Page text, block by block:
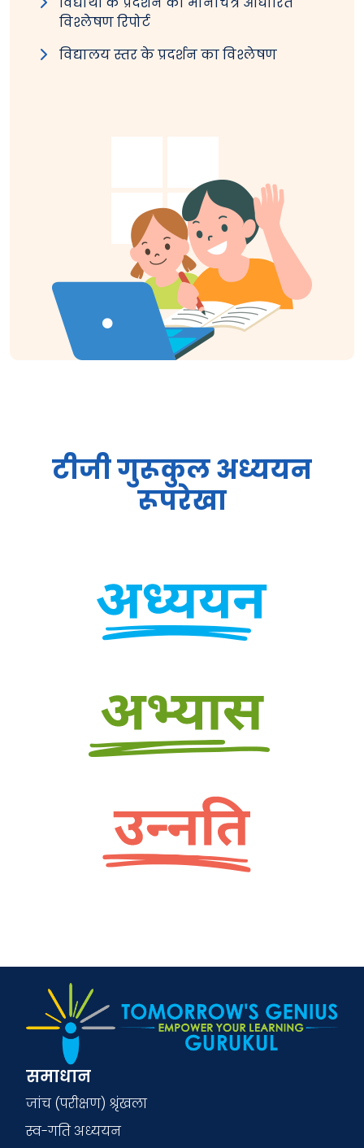
विश्लेषण रिपोर्ट
विद्यालय स्तर के प्रदर्शन का विश्लेषण
टीजी गुरूकुल अध्ययन
रूपरेखा
समाधान
जांच (परीक्षण) श्रृंखला
स्व-गति अध्ययन